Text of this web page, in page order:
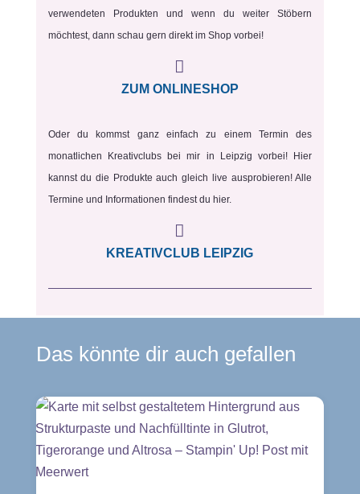
verwendeten Produkten und wenn du weiter Stöbern
möchtest, dann schau gern direkt im Shop vorbei!

ZUM ONLINESHOP
Oder du kommst ganz einfach zu einem Termin des
monatlichen Kreativclubs bei mir in Leipzig vorbei! Hier
kannst du die Produkte auch gleich live ausprobieren! Alle
Termine und Informationen findest du hier.

KREATIVCLUB LEIPZIG
Das könnte dir auch gefallen